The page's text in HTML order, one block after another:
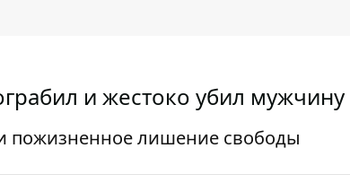
и жестоко убил мужчину
пожизненное лишение свободы